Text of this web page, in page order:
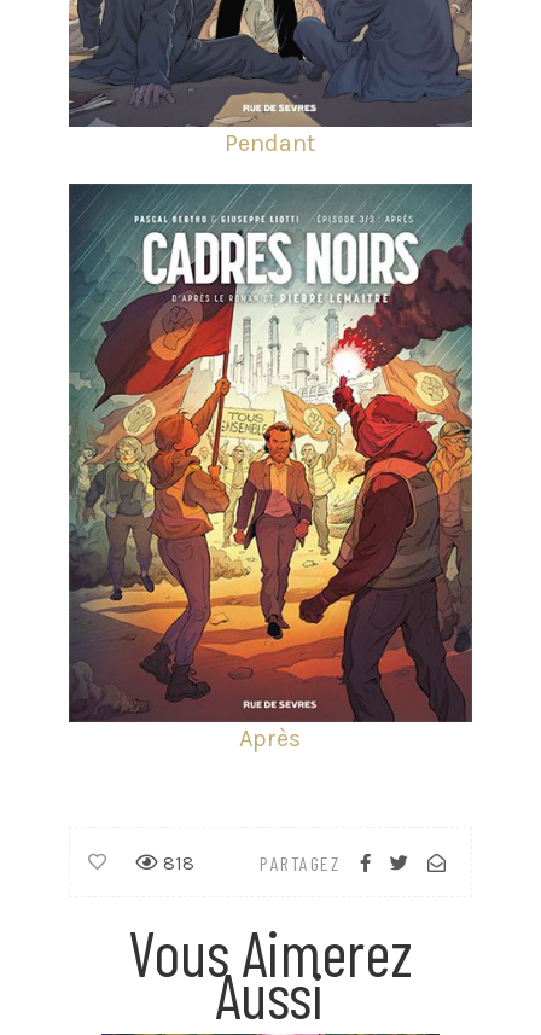
Pendant
Après
PARTAGEZ
818
Vous Aimerez
Aussi